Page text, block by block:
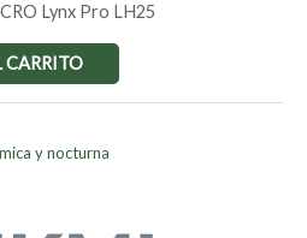
Lynx Pro LH25
CARRITO
y nocturna